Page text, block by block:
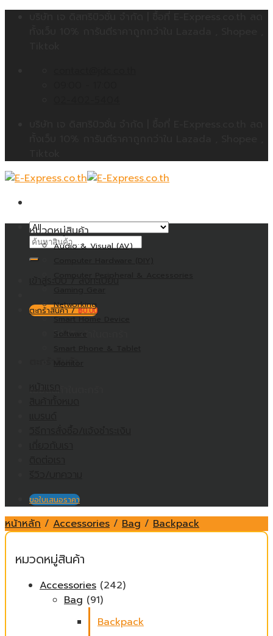
ค้นหา:
ตะกร้าสินค้า /฿0.00
ไม่มีสินค้าในตะกร้า
หมวดหมู่สินค้า
Audio & Visual (AV)
Networking
Smart Home Device
Software
ขอใบเสนอราคา
หน้าหลัก / Accessories / Bag / Backpack
หมวดหมู่สินค้า
Accessories (242)
Bag (91)
Backpack